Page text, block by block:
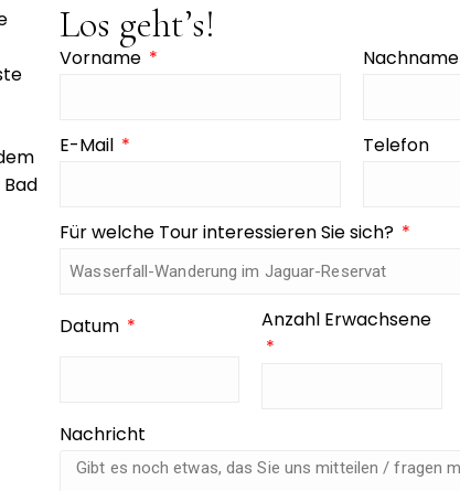
Los geht’s!
Vorname Nachname
E-Mail Telefon
Für welche Tour interessieren Sie sich?
Datum Anzahl Erwachsene
Nachricht